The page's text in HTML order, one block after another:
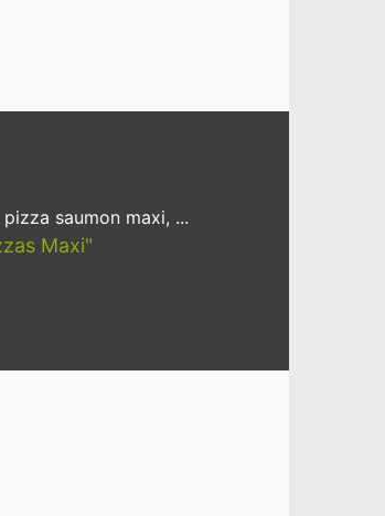
saumon maxi, ...
Maxi"